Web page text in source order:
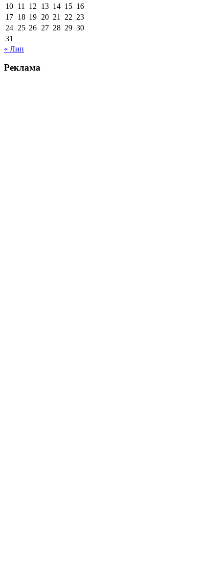
10 11 12 13 14 15 16
17 18 19 20 21 22 23
24 25 26 27 28 29 30
31
« Лип
Реклама